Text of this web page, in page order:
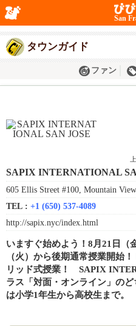
San
タウンガイド
ファン
SAPIX INTERNATIONAL
605 Ellis Street #100, Mountain
TEL : +1 (650) 537-4089
http://sapix.nyc/index.html
いますぐ始めよう！8月21日（
（火）から後期通常授業開始
リッド式授業！ SAPIX
ラス「対面・オンライン」の
は小学1年生から高校生まで。